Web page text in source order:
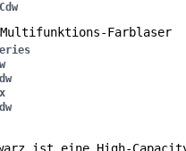
Multifunktions-Farblaser